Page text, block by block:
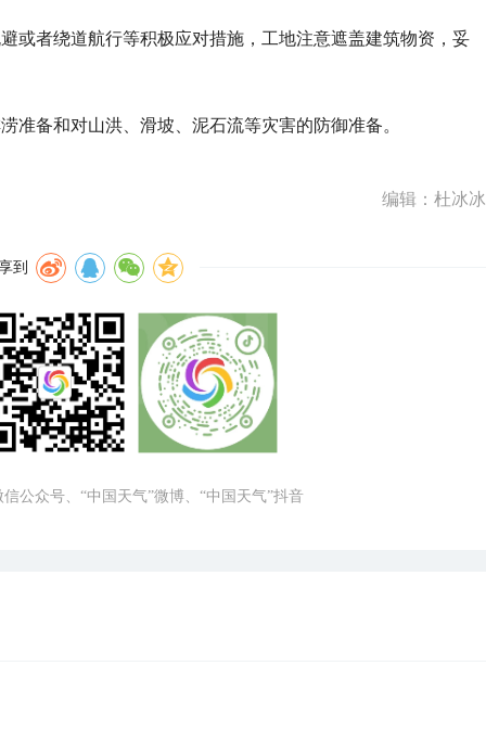
或者绕道航行等积极应对措施，工地注意遮盖建筑物资，妥
准备和对山洪、滑坡、泥石流等灾害的防御准备。
编辑：杜冰冰
到
公众号、“中国天气”微博、“中国天气”抖音